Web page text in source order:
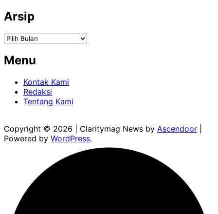
Arsip
Arsip
Menu
Kontak Kami
Redaksi
Tentang Kami
Copyright © 2026 | Claritymag News by Ascendoor
Powered by WordPress.